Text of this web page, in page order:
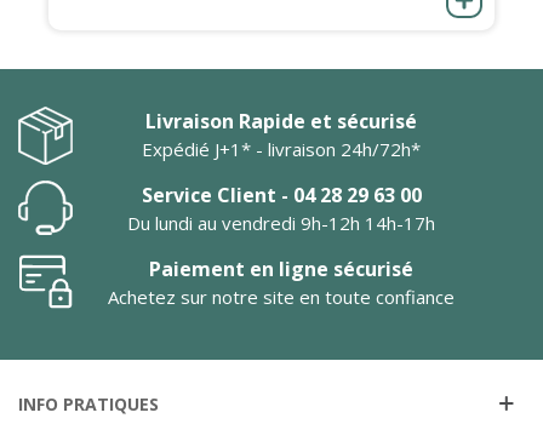
Livraison Rapide et sécurisé
Expédié J+1* - livraison 24h/72h*
Service Client - 04 28 29 63 00
Du lundi au vendredi 9h-12h 14h-17h
Paiement en ligne sécurisé
Achetez sur notre site en toute confiance
INFO PRATIQUES